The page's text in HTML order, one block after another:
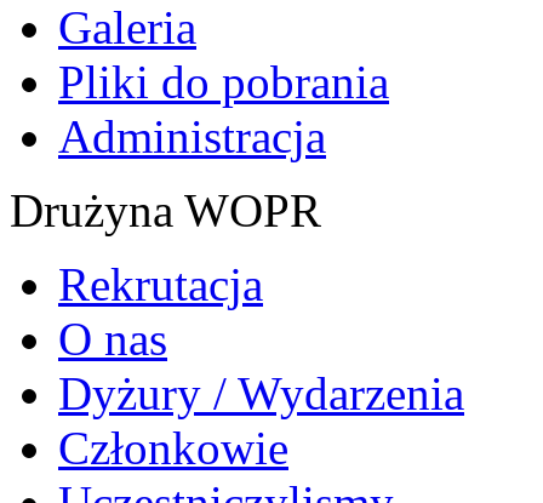
Galeria
Pliki do pobrania
Administracja
Drużyna WOPR
Rekrutacja
O nas
Dyżury / Wydarzenia
Członkowie